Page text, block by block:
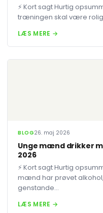
⚡ Kort sagt Hurtig
træningen skal være rolig
LÆS MERE →
BLOG26. maj 2026
Unge mænd drikker
2026
⚡ Kort sagt Hurtig
mænd har prøvet
genstande...
LÆS MERE →